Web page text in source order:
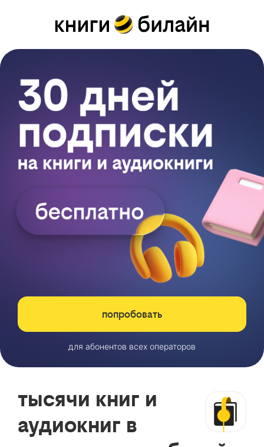
попробовать
для абонентов всех операторов
тысячи книг и
аудиокниг в